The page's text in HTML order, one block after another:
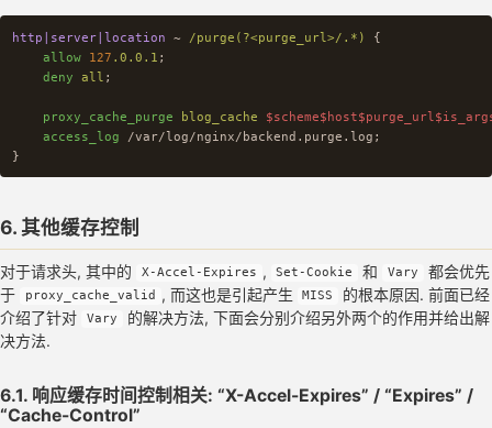
proxy_ignore_headers X-Accel-Expires Cache-Control Expires
proxy_no_cache
$cookie_sessionid;
proxy_cache
proxy_cache_lock_age
2s
;
proxy_cache_lock_timeout
4s;
proxy_cache_key $scheme$host$uri$is_args$args;
proxy_cache_background_update
location ~* \.(jpg|jpeg|png|gif|css|js) $ {
proxy_pass
https://github-pages;
expires 120d;
proxy_cache_valid
http|server|location ~ /purge(?<purge_url>/.*)
{
allow
127 .0.0.1 ;
deny
all ;
proxy_cache_purge blog_cache
access_log
/var/log/nginx/backend.purge.log ;
}
6. 其他缓存控制
对于请求头, 其中的 X-Accel-Expires , Set-Cookie 和 Vary
都会优先
于
proxy_cache_valid , 而这也是引起产生 MISS
的根本原因. 前面已经
介绍了针对
Vary
的解决方法, 下面会分别介绍另外两个的作用并给出解
决方法.
6.1. 响应缓存时间控制相关: “X-Accel-Expires” / “Expires” /
“Cache-Control”